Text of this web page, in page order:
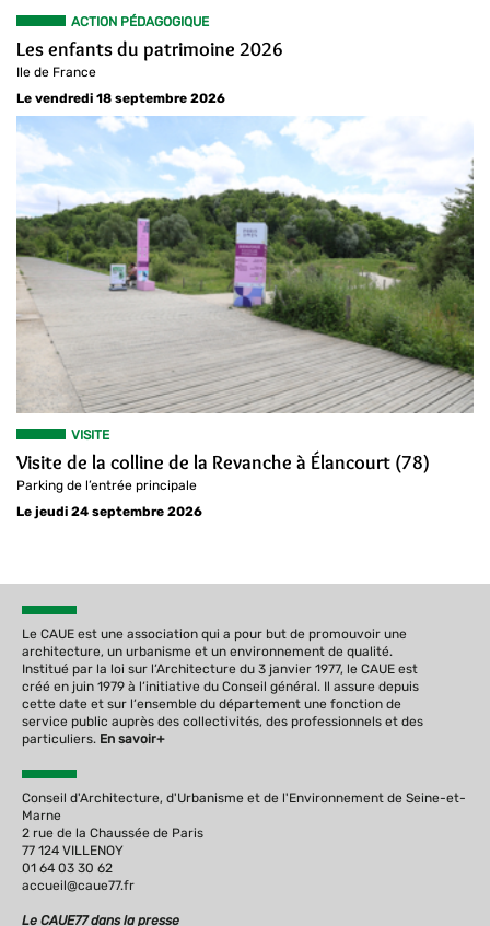
ACTION PÉDAGOGIQUE
Les enfants du patrimoine 2026
Ile de France
Le vendredi 18 septembre 2026
VISITE
Visite de la colline de la Revanche à Élancourt (78)
Parking de l’entrée principale
Le jeudi 24 septembre 2026
Le CAUE est une association qui a pour but de promouvoir une
architecture, un urbanisme et un environnement de qualité.
Institué par la loi sur l‘Architecture du 3 janvier 1977, le CAUE est
créé en juin 1979 à l‘initiative du Conseil général. Il assure depuis
cette date et sur l‘ensemble du département une fonction de
service public auprès des collectivités, des professionnels et des
particuliers. En savoir+
Conseil d'Architecture, d'Urbanisme et de l'Environnement de Seine-et-
Marne
2 rue de la Chaussée de Paris
77 124 VILLENOY
01 64 03 30 62
accueil@caue77.fr
Le CAUE77 dans la presse